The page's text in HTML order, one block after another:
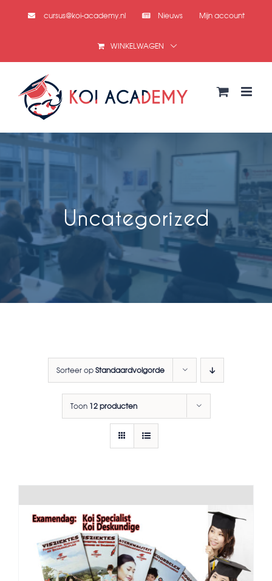
cursus@koi-academy.nl Nieuws Mijn account
WINKELWAGEN
Uncategorized
Sorteer op Standaardvolgorde
Toon 12 producten